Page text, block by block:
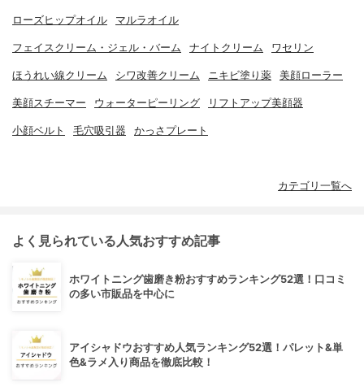
ローズヒップオイル マルラオイル
フェイスクリーム・ジェル・バーム ナイトクリーム ワセリン
ほうれい線クリーム シワ改善クリーム ニキビ塗り薬 美顔ローラー
美顔スチーマー ウォーターピーリング リフトアップ美顔器
小顔ベルト 毛穴吸引器 かっさプレート
カテゴリ一覧へ
よく見られている人気おすすめ記事
ホワイトニング歯磨き粉おすすめランキング52選！口コミ
の多い市販品を中心に
アイシャドウおすすめ人気ランキング52選！パレット&単
色&ラメ入り商品を徹底比較！